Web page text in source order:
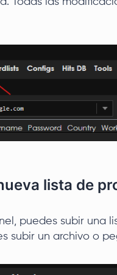
lista de
puedes subir una
subir un archivo o